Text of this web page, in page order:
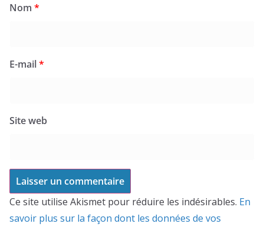
Nom *
E-mail*
Site web
Ce site utilise Akismet pour réduire les indésirables. En
savoir plus sur la façon dont les données de vos